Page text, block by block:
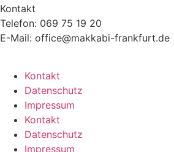
Kontakt
Telefon: 069 75 19 20
E-Mail: office@makkabi-frankfurt.de
Kontakt
Datenschutz
Impressum
Kontakt
Datenschutz
Impressum